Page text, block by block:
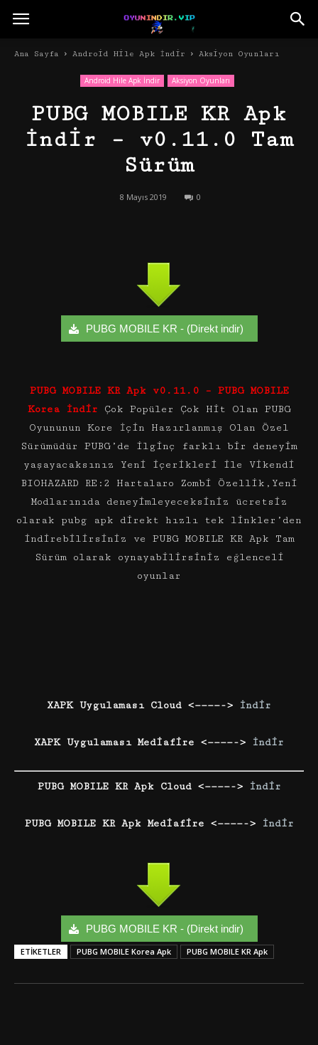
Ana Sayfa Android Hile Apk İndir Aksiyon Oyunları
Android Hile Apk İndir Aksiyon Oyunları
PUBG MOBILE KR Apk
İndir – v0.11.0 Tam
Sürüm
8 Mayıs 2019 0
PUBG MOBILE KR - (Direkt indir)
PUBG MOBILE KR Apk v0.11.0 – PUBG MOBILE
Korea İndir Çok Popüler Çok Hit Olan PUBG
Oyununun Kore İçin Hazırlanmış Olan Özel
Sürümüdür PUBG’de ilginç farklı bir deneyim
yaşayacaksınız Yeni içerikleri ile Vikendi
BIOHAZARD RE:2 Hartalaro Zombi Özellik,Yeni
Modlarınıda deneyimleyeceksiniz ücretsiz
olarak pubg apk direkt hızlı tek linkler’den
indirebilirsiniz ve PUBG MOBILE KR Apk Tam
Sürüm olarak oynayabilirsiniz eğlenceli
oyunlar
XAPK Uygulaması Cloud <————-> İndir
XAPK Uygulaması Mediafire <————-> İndir
PUBG MOBILE KR Apk Cloud <————-> İndir
PUBG MOBILE KR Apk Mediafire <————-> İndir
PUBG MOBILE KR - (Direkt indir)
ETIKETLER PUBG MOBILE Korea Apk PUBG MOBILE KR Apk